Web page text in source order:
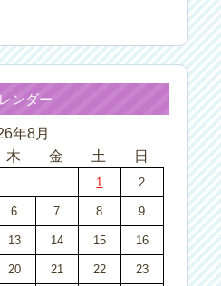
ンダー
年8月
木 金 土 日
1 2
6 7 8 9
13 14 15 16
20 21 22 23